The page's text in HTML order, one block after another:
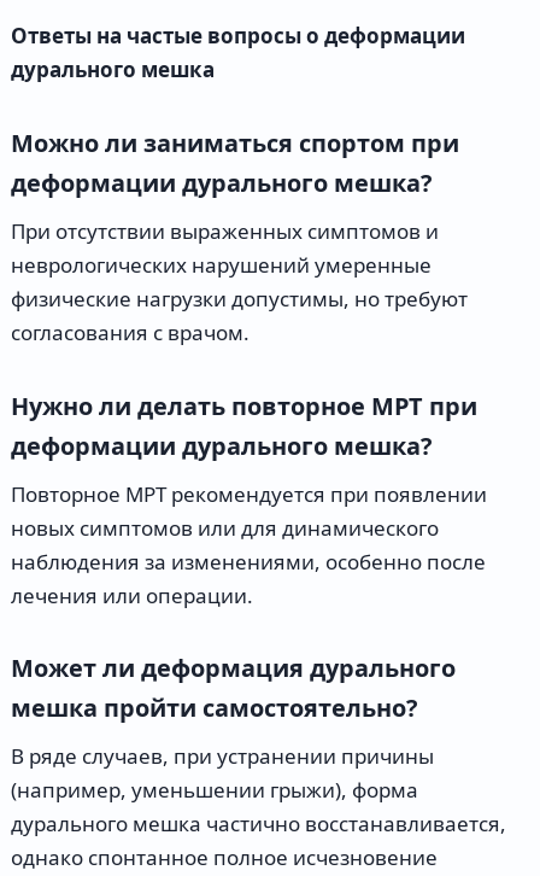
Ответы на частые вопросы о деформации
дурального мешка
Можно ли заниматься спортом при
деформации дурального мешка?
При отсутствии выраженных симптомов и
неврологических нарушений умеренные
физические нагрузки допустимы, но требуют
согласования с врачом.
Нужно ли делать повторное МРТ при
деформации дурального мешка?
Повторное МРТ рекомендуется при появлении
новых симптомов или для динамического
наблюдения за изменениями, особенно после
лечения или операции.
Может ли деформация дурального
мешка пройти самостоятельно?
В ряде случаев, при устранении причины
(например, уменьшении грыжи), форма
дурального мешка частично восстанавливается,
однако спонтанное полное исчезновение